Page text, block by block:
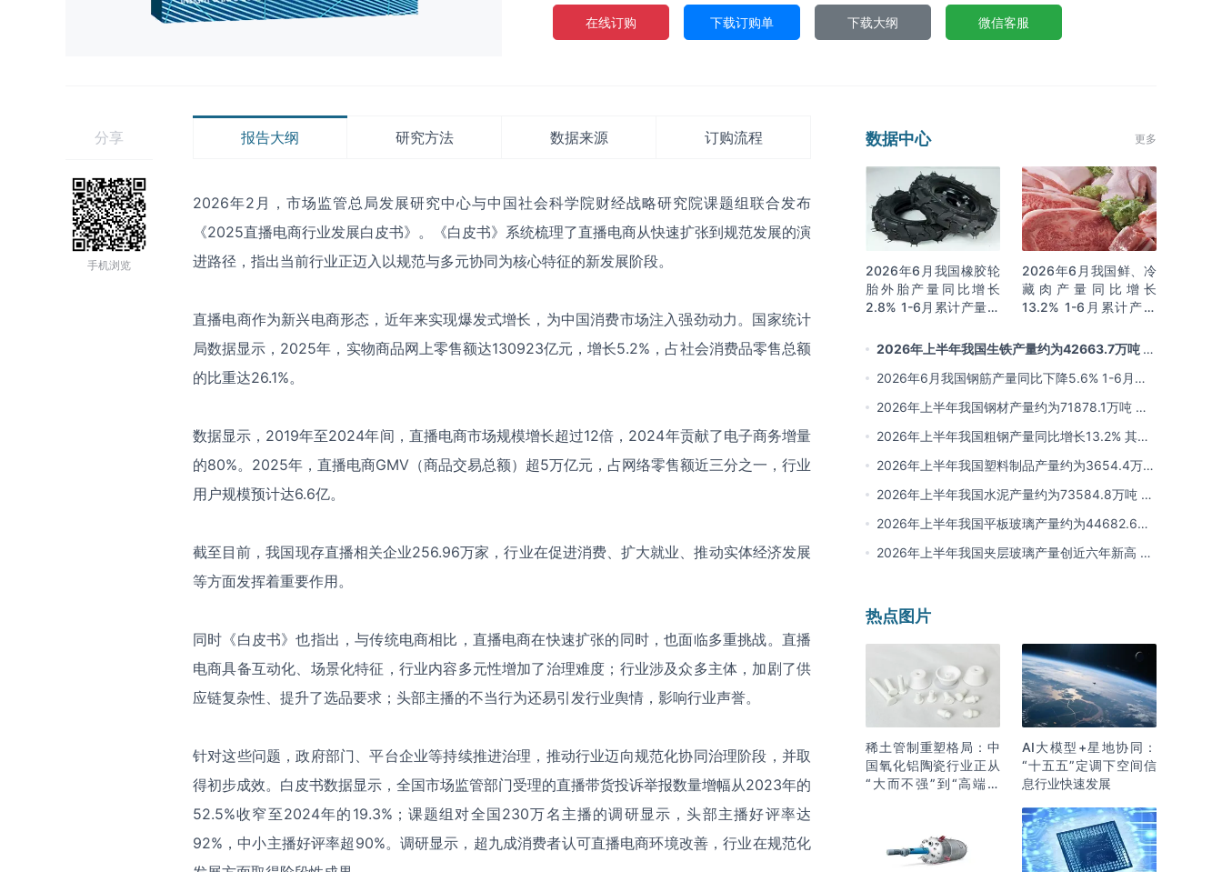
在线订购 下载订购单 下载大纲 微信客服
分享
手机浏览
报告大纲 研究方法 数据来源 订购流程
2026年2月，市场监管总局发展研究中心与中国社会科学院财经战略研究院课题组联合发布
《2025直播电商行业发展白皮书》。《白皮书》系统梳理了直播电商从快速扩张到规范发展的演
进路径，指出当前行业正迈入以规范与多元协同为核心特征的新发展阶段。
直播电商作为新兴电商形态，近年来实现爆发式增长，为中国消费市场注入强劲动力。国家统计
局数据显示，2025年，实物商品网上零售额达130923亿元，增长5.2%，占社会消费品零售总额
的比重达26.1%。
数据显示，2019年至2024年间，直播电商市场规模增长超过12倍，2024年贡献了电子商务增量
的80%。2025年，直播电商GMV（商品交易总额）超5万亿元，占网络零售额近三分之一，行业
用户规模预计达6.6亿。
截至目前，我国现存直播相关企业256.96万家，行业在促进消费、扩大就业、推动实体经济发展
等方面发挥着重要作用。
同时《白皮书》也指出，与传统电商相比，直播电商在快速扩张的同时，也面临多重挑战。直播
电商具备互动化、场景化特征，行业内容多元性增加了治理难度；行业涉及众多主体，加剧了供
应链复杂性、提升了选品要求；头部主播的不当行为还易引发行业舆情，影响行业声誉。
针对这些问题，政府部门、平台企业等持续推进治理，推动行业迈向规范化协同治理阶段，并取
得初步成效。白皮书数据显示，全国市场监管部门受理的直播带货投诉举报数量增幅从2023年的
52.5%收窄至2024年的19.3%；课题组对全国230万名主播的调研显示，头部主播好评率达
92%，中小主播好评率超90%。调研显示，超九成消费者认可直播电商环境改善，行业在规范化
数据中心 更多
2026年6月我国橡胶轮
胎外胎产量同比增长
2.8% 1-6月累计产量同
2026年6月我国鲜、冷
藏肉产量同比增长
13.2% 1-6月累计产量
2026年上半年我国生铁产量约为42663.7万吨 同
比下降2.8% 其中河北产量占比22.7%排名第一
2026年6月我国钢筋产量同比下降5.6% 1-6月累
计产量同比下降10.7%
2026年上半年我国钢材产量约为71878.1万吨 同
比下降0.9% 其中河北以超亿吨产量排名第一
2026年上半年我国粗钢产量同比增长13.2% 其中
河北产量占比21.5%位居首位
2026年上半年我国塑料制品产量约为3654.4万吨
其中江苏、浙江产量分别占比18.9%、16.0%
2026年上半年我国水泥产量约为73584.8万吨 同
比下降8% 其中广东、浙江和安徽分别排名前三
2026年上半年我国平板玻璃产量约为44682.6万
重量箱 同比下降5.7% 其中河北产量最多 占比
2026年上半年我国夹层玻璃产量创近六年新高 约
热点图片
稀土管制重塑格局：中
国氧化铝陶瓷行业正从
“大而不强”到“高端突
AI大模型+星地协同：
“十五五”定调下空间信
息行业快速发展